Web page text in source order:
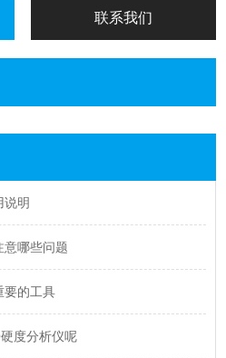
联系我们
说明
意哪些问题
要的工具
度分析仪呢